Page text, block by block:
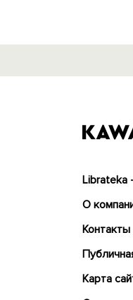
Librateka
О
Контакты
Карта